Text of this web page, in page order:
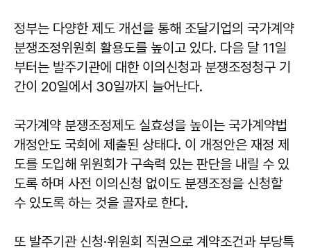
정부는 다양한 제도 개선을 통해 조달기업의 국가계약
분쟁조정위원회 활용도를 높이고 있다. 다음 달 11일
부터는 발주기관에 대한 이의신청과 분쟁조정청구 기
간이 20일에서 30일까지 늘어난다.
국가계약 분쟁조정제도 실효성을 높이는 국가계약법
개정안도 국회에 제출된 상태다. 이 개정안은 재정 제
도를 도입해 위원회가 구속력 있는 판단을 내릴 수 있
도록 하며 사전 이의신청 없이도 분쟁조정을 신청할
수 있도록 하는 것을 골자로 한다.
또 발주기관 신청·위원회 직권으로 계약조건과 부당특